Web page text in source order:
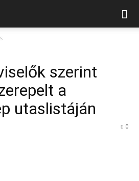
szerint
a
utaslistáján
0